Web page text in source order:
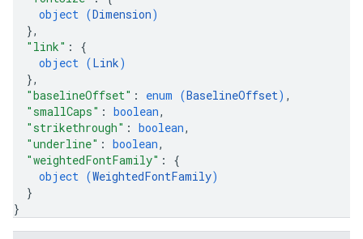
object (Dimension)
},
"link" : {
object (Link)
},
"baselineOffset" : enum (BaselineOffset) ,
"smallCaps" : boolean,
"strikethrough" : boolean,
"underline" : boolean,
"weightedFontFamily" : {
object (WeightedFontFamily)
}
}